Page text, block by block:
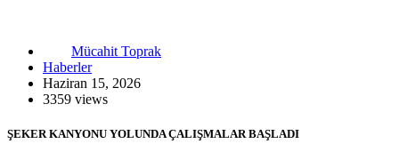
Mücahit Toprak
Haberler
Haziran 15, 2026
3359 views
ŞEKER KANYONU YOLUNDA ÇALIŞMALAR BAŞLADI